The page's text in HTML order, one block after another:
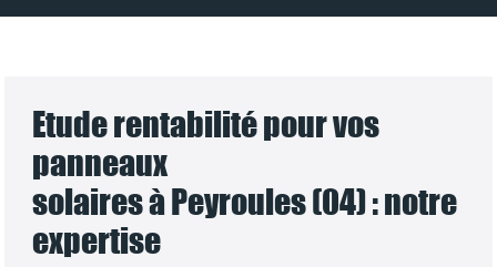
Etude rentabilité pour vos
panneaux
solaires à Peyroules (04) : notre
expertise